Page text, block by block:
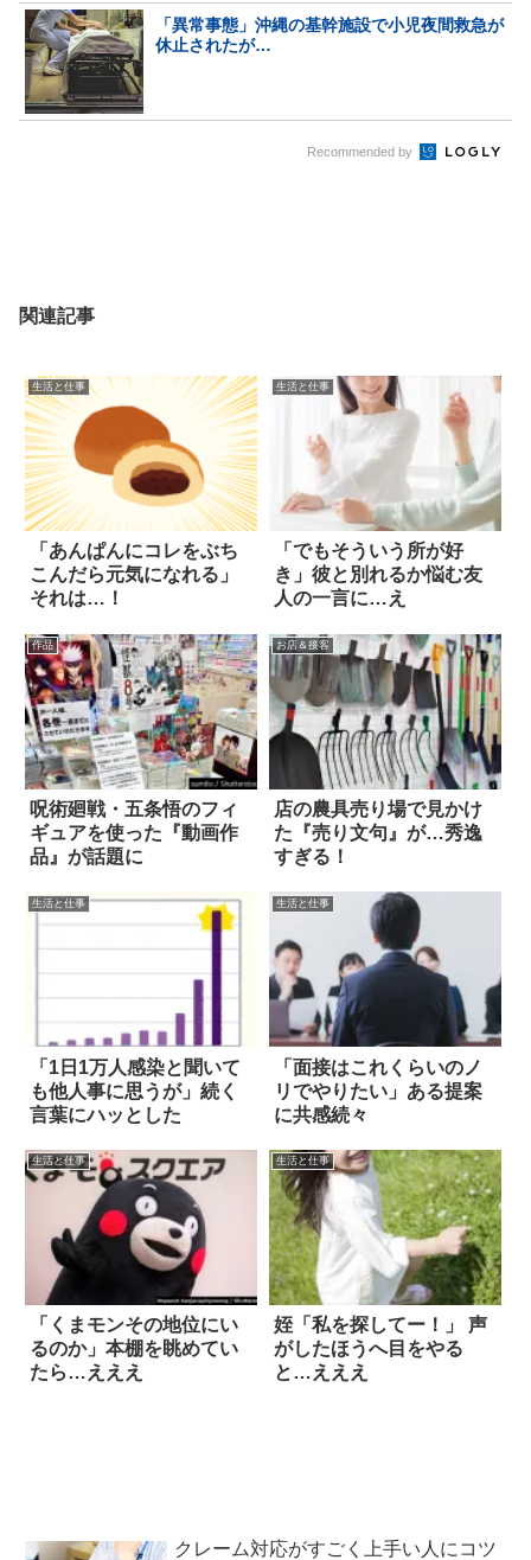
「異常事態」沖縄の基幹施設で小児夜間救急が
休止されたが…
Recommended by
関連記事
生活と仕事
「あんぱんにコレをぶち
こんだら元気になれる」
それは…！
生活と仕事
「でもそういう所が好
き」彼と別れるか悩む友
人の一言に…え
作品
呪術廻戦・五条悟のフィ
ギュアを使った『動画作
品』が話題に
お店＆接客
店の農具売り場で見かけ
た『売り文句』が…秀逸
すぎる！
生活と仕事
「1日1万人感染と聞いて
も他人事に思うが」続く
言葉にハッとした
生活と仕事
「面接はこれくらいのノ
リでやりたい」ある提案
に共感続々
生活と仕事
「くまモンその地位にい
るのか」本棚を眺めてい
たら…えええ
生活と仕事
姪「私を探してー！」 声
がしたほうへ目をやる
と…えええ
クレーム対応がすごく上手い人にコツ